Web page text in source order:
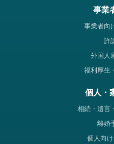
事業
事業者向
許
外国人
福利厚生
個人・
相続・遺言
離婚
個人向